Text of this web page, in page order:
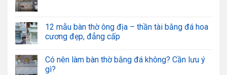
12 mẫu bàn thờ ông địa – thần tài bằng đá hoa
cương đẹp, đẳng cấp
Có nên làm bàn thờ bằng đá không? Cần lưu ý
gì?